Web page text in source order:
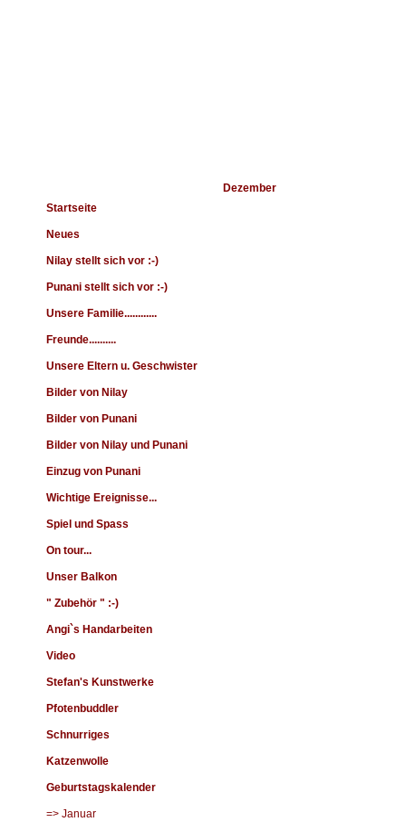
Startseite
Neues
Nilay stellt sich vor :-)
Punani stellt sich vor :-)
Unsere Familie............
Freunde..........
Unsere Eltern u. Geschwister
Bilder von Nilay
Bilder von Punani
Bilder von Nilay und Punani
Einzug von Punani
Wichtige Ereignisse...
Spiel und Spass
On tour...
Unser Balkon
" Zubehör " :-)
Angi`s Handarbeiten
Video
Stefan's Kunstwerke
Pfotenbuddler
Schnurriges
Katzenwolle
Geburtstagskalender
=> Januar
Dezember